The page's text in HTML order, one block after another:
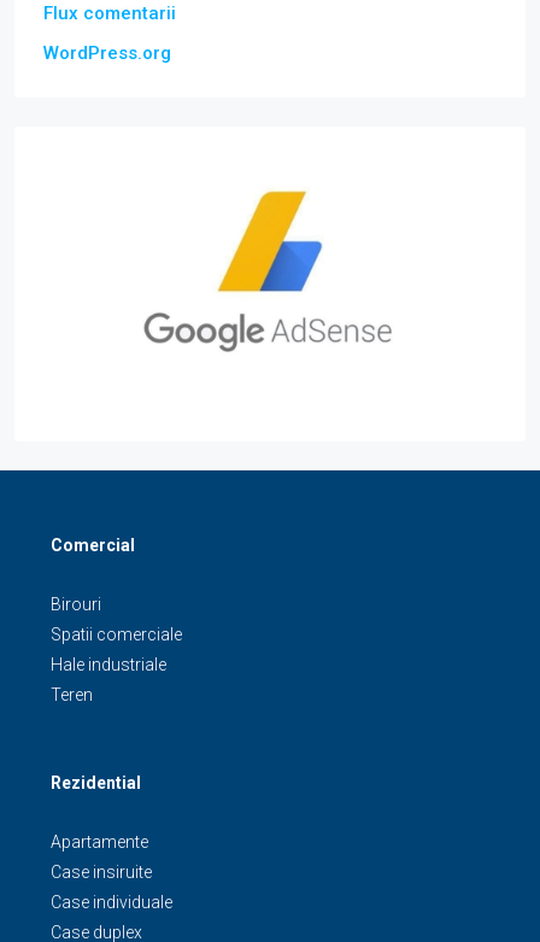
Flux comentarii
WordPress.org
Comercial
Birouri
Spatii comerciale
Hale industriale
Teren
Rezidential
Apartamente
Case insiruite
Case individuale
Case duplex